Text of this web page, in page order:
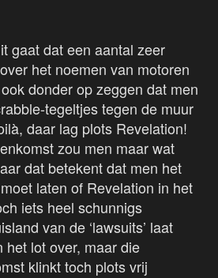
gaat dat een aantal zeer
het noemen van motoren
donder op zeggen dat men
tegeltjes tegen de muur
daar lag plots Revelation!
zou men maar wat
dat betekent dat men het
laten of Revelation in het
iets heel schunnigs
van de ‘lawsuits’ laat
het lot over, maar die
klinkt toch plots vrij